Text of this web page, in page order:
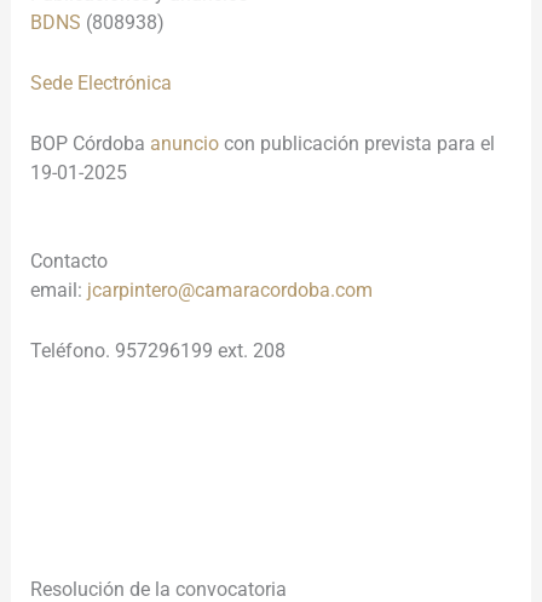
BDNS (808938)
Sede Electrónica
BOP Córdoba anunciocon publicación prevista para el
19-01-2025
Contacto
email: jcarpintero@camaracordoba.com
Teléfono. 957296199 ext. 208
Resolución de la convocatoria